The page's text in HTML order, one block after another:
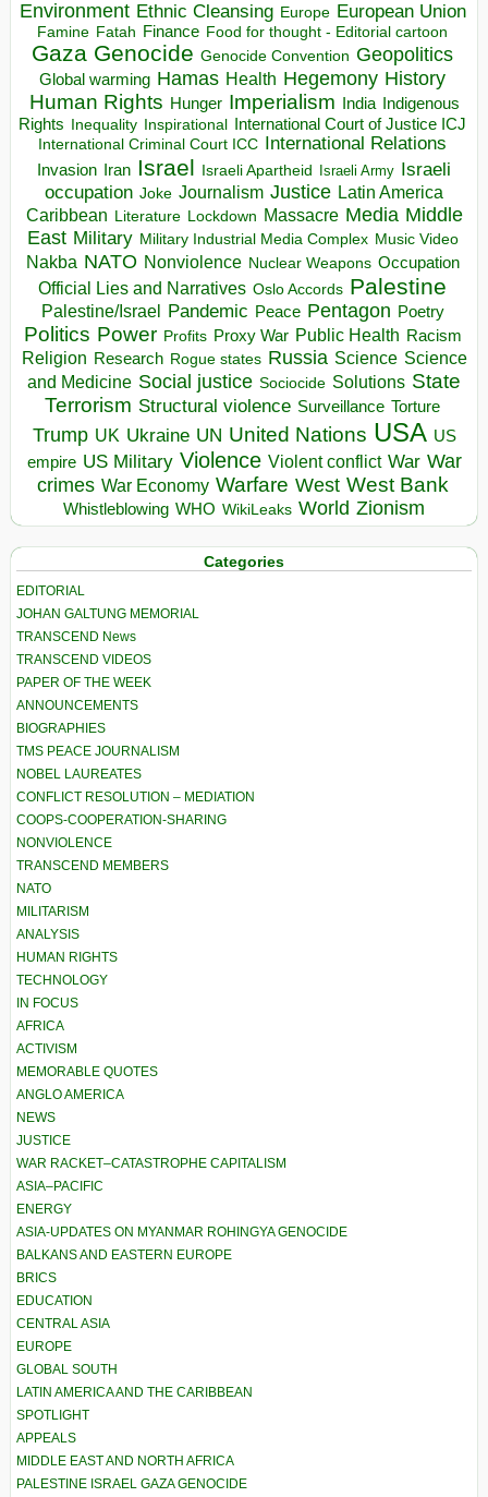
Environment Ethnic Cleansing Europe European Union
Famine Fatah Finance Food for thought - Editorial cartoon
Gaza Genocide Genocide Convention Geopolitics
Global warming Hamas Health Hegemony History
Human Rights Hunger Imperialism India Indigenous
Rights Inequality Inspirational
International Court of Justice ICJ
International Criminal Court ICC International Relations
Invasion Iran Israel Israeli Apartheid Israeli Army Israeli
occupation Joke Journalism Justice Latin America
Caribbean Literature Lockdown Massacre Media Middle
East Military Military Industrial Media Complex Music Video
Nakba NATO Nonviolence Nuclear Weapons Occupation
Official Lies and Narratives Oslo Accords Palestine
Palestine/Israel Pandemic Peace Pentagon Poetry
Politics Power Profits Proxy War Public Health Racism
Religion Research Rogue states Russia Science Science
and Medicine Social justice Sociocide Solutions State
Terrorism Structural violence Surveillance Torture
Trump UK Ukraine UN United Nations USA US
empire US Military Violence Violent conflict War War
crimes War Economy Warfare West West Bank
Whistleblowing WHO WikiLeaks World Zionism
Categories
EDITORIAL
JOHAN GALTUNG MEMORIAL
TRANSCEND News
TRANSCEND VIDEOS
PAPER OF THE WEEK
ANNOUNCEMENTS
BIOGRAPHIES
TMS PEACE JOURNALISM
NOBEL LAUREATES
CONFLICT RESOLUTION – MEDIATION
COOPS-COOPERATION-SHARING
NONVIOLENCE
TRANSCEND MEMBERS
NATO
MILITARISM
ANALYSIS
HUMAN RIGHTS
TECHNOLOGY
IN FOCUS
AFRICA
ACTIVISM
MEMORABLE QUOTES
ANGLO AMERICA
NEWS
JUSTICE
WAR RACKET–CATASTROPHE CAPITALISM
ASIA–PACIFIC
ENERGY
ASIA-UPDATES ON MYANMAR ROHINGYA GENOCIDE
BALKANS AND EASTERN EUROPE
BRICS
EDUCATION
CENTRAL ASIA
EUROPE
GLOBAL SOUTH
LATIN AMERICA AND THE CARIBBEAN
SPOTLIGHT
APPEALS
MIDDLE EAST AND NORTH AFRICA
PALESTINE ISRAEL GAZA GENOCIDE